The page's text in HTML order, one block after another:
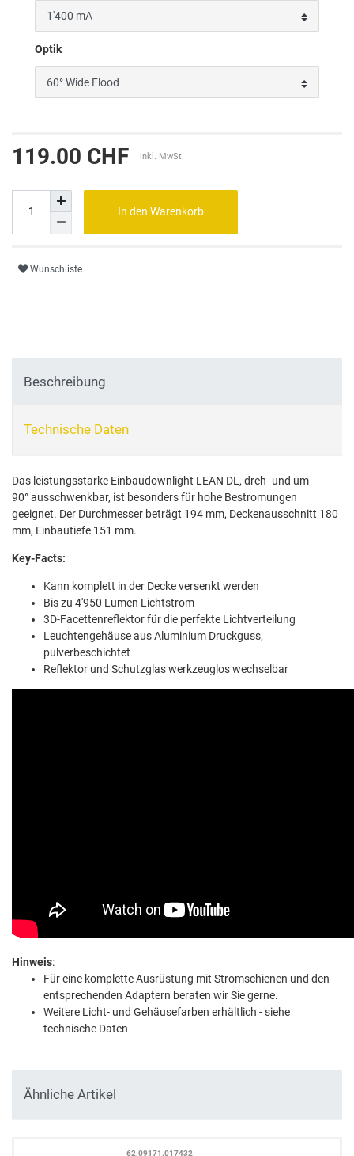
Optik
119.00 CHF inkl. MwSt.
In den Warenkorb
Wunschliste
Beschreibung
Technische Daten
Das leistungsstarke Einbaudownlight LEAN DL, dreh- und um
90° ausschwenkbar, ist besonders für hohe Bestromungen
geeignet. Der Durchmesser beträgt 194 mm, Deckenausschnitt 180
mm, Einbautiefe 151 mm.
Key-Facts:
Kann komplett in der Decke versenkt werden
Bis zu 4'950 Lumen Lichtstrom
3D-Facettenreflektor für die perfekte Lichtverteilung
Leuchtengehäuse aus Aluminium Druckguss,
pulverbeschichtet
Reflektor und Schutzglas werkzeuglos wechselbar
Hinweis:
Für eine komplette Ausrüstung mit Stromschienen und den
entsprechenden Adaptern beraten wir Sie gerne.
Weitere Licht- und Gehäusefarben erhältlich - siehe
technische Daten
Ähnliche Artikel
62.09171.017432